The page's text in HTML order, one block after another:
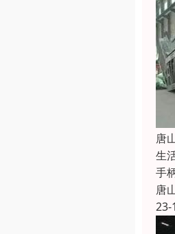
唐
生
手
唐
23-